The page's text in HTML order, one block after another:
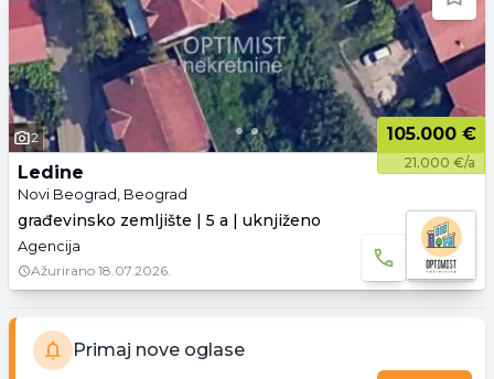
2 105.000 €
21.000 €/a
Ledine
Novi Beograd, Beograd
građevinsko zemljište | 5 a | uknjiženo
Agencija
Ažurirano 18.07.2026.
Primaj nove oglase